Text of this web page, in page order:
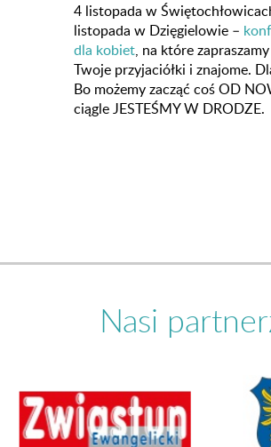
4 listopada w
listopada w Dzięgielowie –
dla kobiet, na które
Twoje przyjaciółki i znajome.
Bo możemy zacząć coś OD
ciągle JESTEŚMY W DRODZE.
Nasi